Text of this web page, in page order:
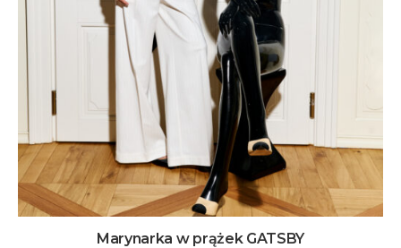
Marynarka w prążek GATSBY